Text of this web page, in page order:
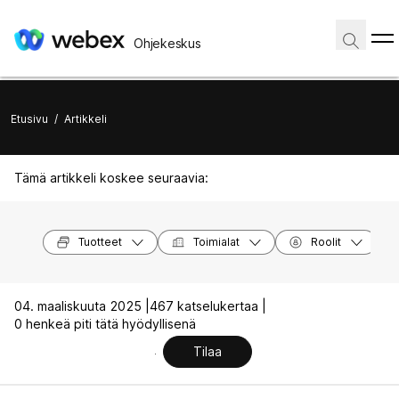
Ohjekeskus
Etusivu / Artikkeli
Tämä artikkeli koskee seuraavia:
Tuotteet Toimialat Roolit
04. maaliskuuta 2025 | 467 katselukertaa |
0 henkeä piti tätä hyödyllisenä
Tilaa